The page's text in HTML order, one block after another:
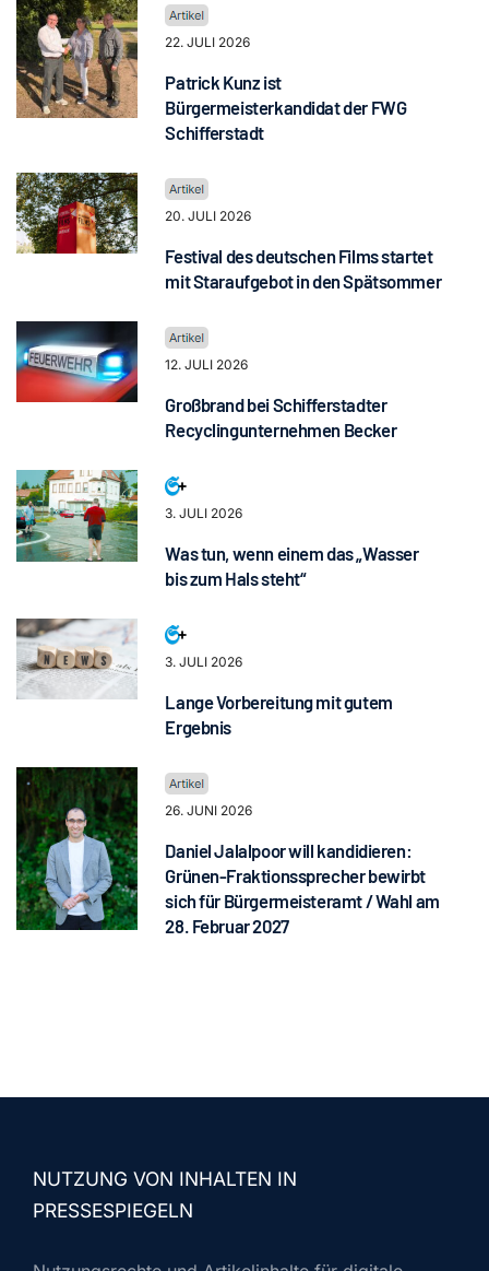
22. JULI 2026
Patrick Kunz ist
Bürgermeisterkandidat der FWG
Schifferstadt
20. JULI 2026
Festival des deutschen Films startet
mit Staraufgebot in den Spätsommer
12. JULI 2026
Großbrand bei Schifferstadter
Recyclingunternehmen Becker
3. JULI 2026
Was tun, wenn einem das „Wasser
bis zum Hals steht“
3. JULI 2026
Lange Vorbereitung mit gutem
Ergebnis
26. JUNI 2026
Daniel Jalalpoor will kandidieren:
Grünen-Fraktionssprecher bewirbt
sich für Bürgermeisteramt / Wahl am
28. Februar 2027
NUTZUNG VON INHALTEN IN
PRESSESPIEGELN